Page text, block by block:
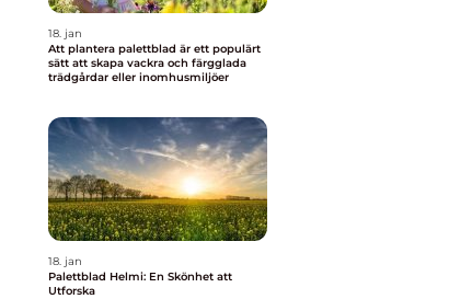
18. jan
Att plantera palettblad är ett populärt
sätt att skapa vackra och färgglada
trädgårdar eller inomhusmiljöer
18. jan
Palettblad Helmi: En Skönhet att
Utforska